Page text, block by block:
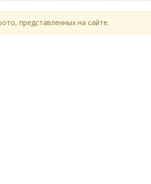
представленных на сайте.